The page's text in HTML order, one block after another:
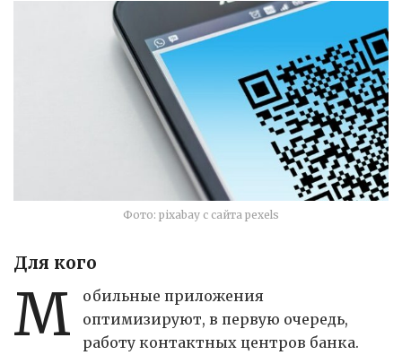
Фото: pixabay с сайта pexels
Для кого
М
обильные приложения
оптимизируют, в первую очередь,
работу контактных центров банка.